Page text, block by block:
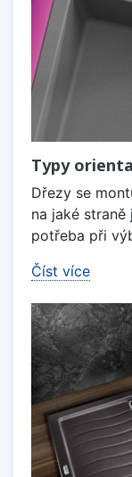
Typy
Dřezy se
na jaké straně
potřeba při
Číst více